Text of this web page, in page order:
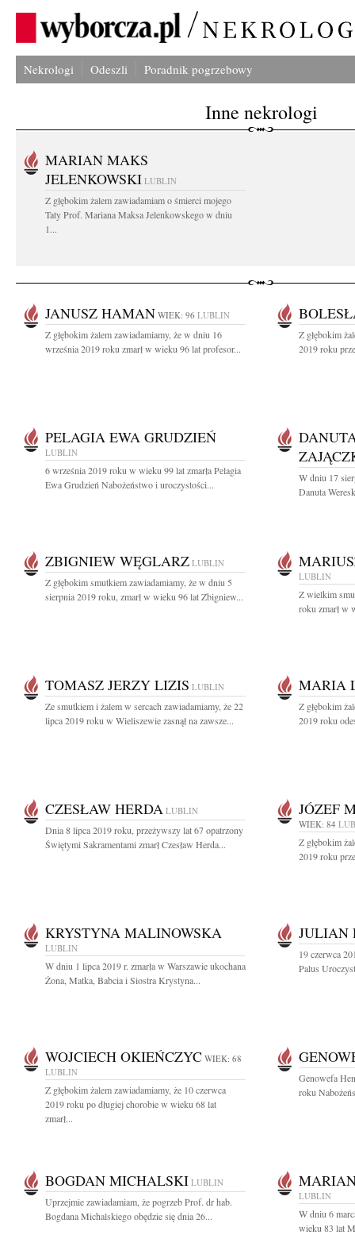
Nekrologi Odeszli Poradnik pogrzebowy
Inne nekrologi
MARIAN MAKS
JELENKOWSKI LUBLIN
Z głębokim żalem zawiadamiam o śmierci mojego
Taty Prof. Mariana Maksa Jelenkowskego w dniu
1...
JANUSZ HAMAN WIEK: 96 LUBLIN
Z głębokim żalem zawiadamiamy, że w dniu 16
września 2019 roku zmarł w wieku 96 lat profesor...
Z głębokim
2019 roku
PELAGIA EWA GRUDZIEŃ
LUBLIN
6 września 2019 roku w wieku 99 lat zmarła Pelagia
Ewa Grudzień Nabożeństwo i uroczystości...
W dniu 17
Danuta
ZBIGNIEW WĘGLARZ LUBLIN
Z głębokim smutkiem zawiadamiamy, że w dniu 5
sierpnia 2019 roku, zmarł w wieku 96 lat Zbigniew...
LUBLIN
Z wielkim
roku zmarł w
TOMASZ JERZY LIZIS LUBLIN
Ze smutkiem i żalem w sercach zawiadamiamy, że 22
lipca 2019 roku w Wieliszewie zasnął na zawsze...
MARIA
Z głębokim
2019 roku
CZESŁAW HERDA LUBLIN
Dnia 8 lipca 2019 roku, przeżywszy lat 67 opatrzony
Świętymi Sakramentami zmarł Czesław Herda...
JÓZEF
WIEK: 84
Z głębokim
2019 roku
KRYSTYNA MALINOWSKA
LUBLIN
W dniu 1 lipca 2019 r. zmarła w Warszawie ukochana
Żona, Matka, Babcia i Siostra Krystyna...
JULIAN
19 czerwca
Palus
WOJCIECH OKIEŃCZYC WIEK: 68
LUBLIN
Z głębokim żalem zawiadamiamy, że 10 czerwca
2019 roku po długiej chorobie w wieku 68 lat
zmarł...
Genowefa
roku
BOGDAN MICHALSKI LUBLIN
Uprzejmie zawiadamiam, że pogrzeb Prof. dr hab.
Bogdana Michalskiego obędzie się dnia 26...
LUBLIN
W dniu 6
wieku 83 lat